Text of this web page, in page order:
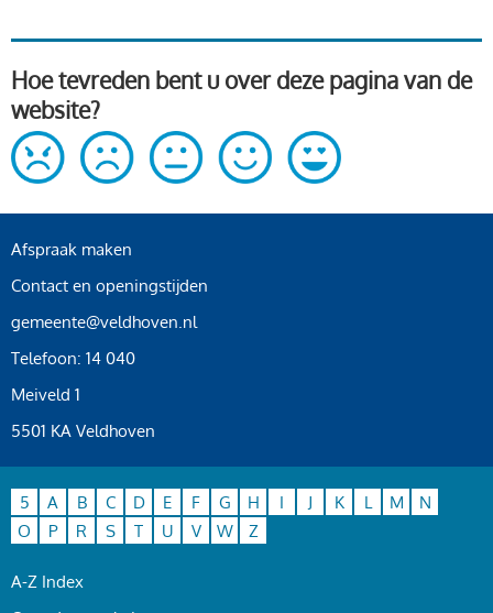
Hoe tevreden bent u over deze pagina van de
website?
Afspraak maken
Contact en openingstijden
gemeente@veldhoven.nl
Telefoon: 14 040
Meiveld 1
5501 KA Veldhoven
5 A B C D E F G H I J K L M
N
O
P R S T U V W Z
A-Z Index